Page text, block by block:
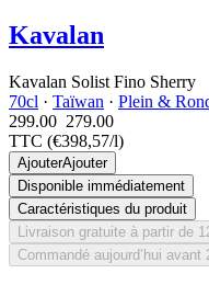
Kavalan
Kavalan Solist Fino Sherry
70cl · Taïwan · Plein &
299.00 279.00
TTC (€398,57/l)
AjouterAjouter
Disponible immédiatement
Caractéristiques du produit
Livraison gratuite à partir de
Commandé aujourd’hui avant